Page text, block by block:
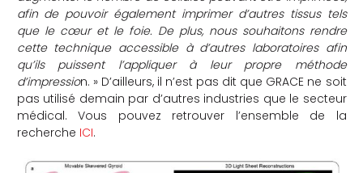
afin de pouvoir également imprimer d’autres tissus tels
que le cœur et le foie. De plus, nous souhaitons rendre
cette technique accessible à d’autres laboratoires afin
qu’ils puissent l’appliquer à leur propre méthode
d’impression. » D’ailleurs, il n’est pas dit que GRACE ne soit
pas utilisé demain par d’autres industries que le secteur
médical. Vous pouvez retrouver l’ensemble de la
recherche ICI.